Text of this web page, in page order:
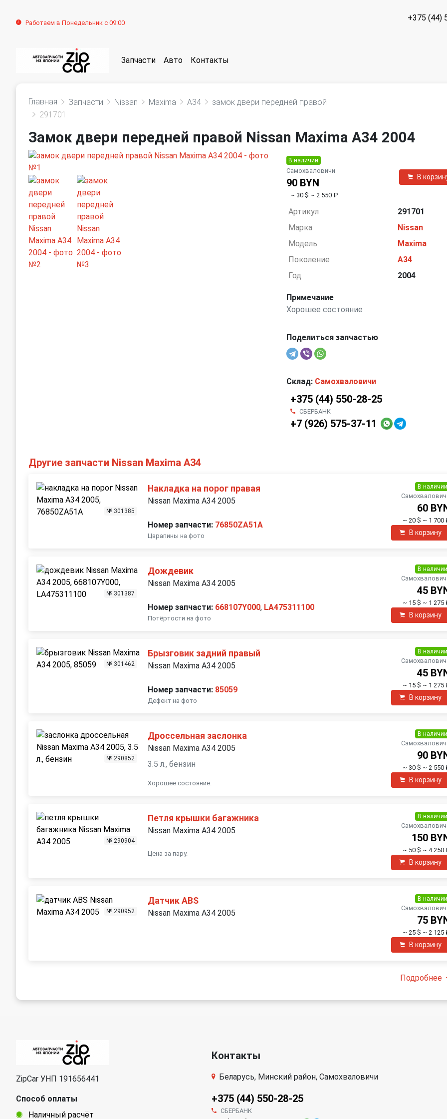
Работаем в Понедельник с 09:00
+375 (44)
Запчасти Авто Контакты
Главная Запчасти Nissan Maxima A34
замок двери передней правой
291701
Замок двери передней правой Nissan Maxima A34 2004
В наличии
Самохваловичи
90 BYN
~ 30 $ ~ 2 550 ₽
В
Артикул
291701
Марка
Nissan
Модель
Maxima
Поколение
A34
Год
2004
Примечание
Хорошее состояние
Поделиться запчастью
Склад: Самохваловичи
+375 (44) 550-28-25
СБЕРБАНК
+7 (926) 575-37-11
Другие запчасти Nissan Maxima A34
№ 301385
Накладка на порог правая
Nissan Maxima A34 2005
Номер запчасти: 76850ZA51A
Царапины на фото
В наличии
60
~ 20 $ ~ 1 700
В корзину
№ 301387
Дождевик
Nissan Maxima A34 2005
Номер запчасти: 668107Y000, LA475311100
Потёртости на фото
В наличии
45
~ 15 $ ~ 1 275
В корзину
№ 301462
Брызговик задний правый
Nissan Maxima A34 2005
Номер запчасти: 85059
Дефект на фото
В наличии
45
~ 15 $ ~ 1 275
В корзину
№ 290852
Дроссельная заслонка
Nissan Maxima A34 2005
3.5 л., бензин
Хорошее состояние.
В наличии
90
~ 30 $ ~ 2 550
В корзину
№ 290904
Петля крышки багажника
Nissan Maxima A34 2005
Цена за пару.
В наличии
150
~ 50 $ ~ 4 250
В корзину
№ 290952
Датчик ABS
Nissan Maxima A34 2005
В наличии
75
~ 25 $ ~ 2 125
В корзину
Подробнее
ZipCar УНП 191656441
Способ оплаты
Наличный расчёт
Контакты
Беларусь, Минский район, Самохваловичи
+375 (44) 550-28-25
СБЕРБАНК